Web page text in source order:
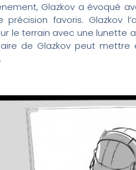
Glazkov a évoqué
précision favoris. Glazkov
le terrain avec une lunette
de Glazkov peut